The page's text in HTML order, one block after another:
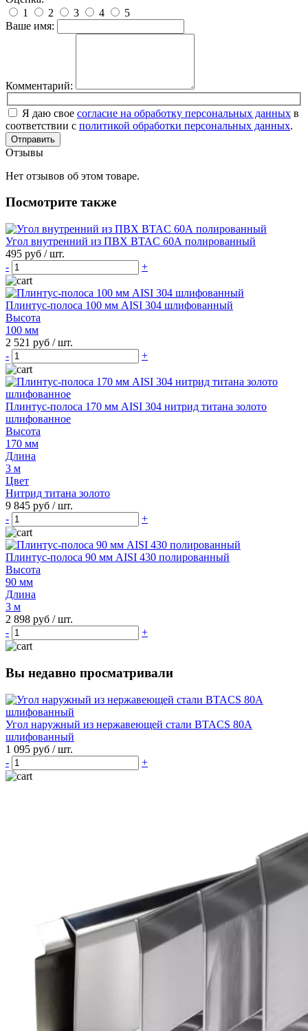
1
2 3 4
5
Ваше имя:
Комментарий:
Я даю свое согласие на обработку персональных данных в
соответствии с политикой обработки персональных данных.
Отправить
Отзывы
Нет отзывов об этом товаре.
Посмотрите также
Угол внутренний из ПВХ BTAC 60А полированный
495 руб / шт.
-
+
Плинтус-полоса 100 мм AISI 304 шлифованный
Высота
100 мм
2 521 руб / шт.
-
+
Плинтус-полоса 170 мм AISI 304 нитрид титана золото
шлифованное
Высота
170 мм
Длина
3 м
Цвет
Нитрид титана золото
9 845 руб / шт.
-
+
Плинтус-полоса 90 мм AISI 430 полированный
Высота
90 мм
Длина
3 м
2 898 руб / шт.
-
+
Вы недавно просматривали
Угол наружный из нержавеющей стали BTACS 80А
шлифованный
1 095 руб / шт.
-
+